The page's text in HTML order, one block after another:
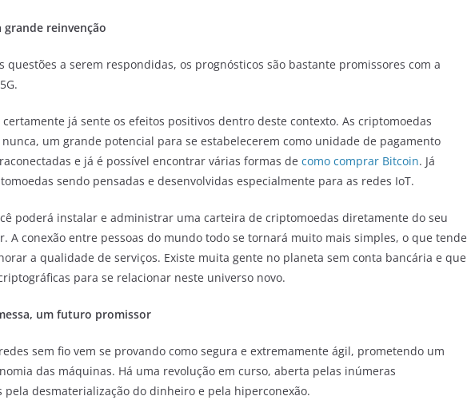
grande reinvenção
questões a serem respondidas, os prognósticos são bastante promissores com a
já sente os efeitos positivos dentro deste contexto. As criptomoedas
um grande potencial para se estabelecerem como unidade de pagamento
e já é possível encontrar várias formas de como comprar Bitcoin. Já
sendo pensadas e desenvolvidas especialmente para as redes IoT.
poderá instalar e administrar uma carteira de criptomoedas diretamente do seu
A conexão entre pessoas do mundo todo se tornará muito mais simples, o que tende
a qualidade de serviços. Existe muita gente no planeta sem conta bancária e que
para se relacionar neste universo novo.
um futuro promissor
sem fio vem se provando como segura e extremamente ágil, prometendo um
das máquinas. Há uma revolução em curso, aberta pelas inúmeras
desmaterialização do dinheiro e pela hiperconexão.